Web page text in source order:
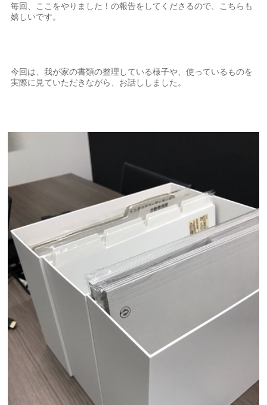
毎回、ここをやりました！の報告をしてくださるので、こちらも
嬉しいです。
今回は、我が家の書類の整理している様子や、使っているものを
実際に見ていただきながら、お話ししました。